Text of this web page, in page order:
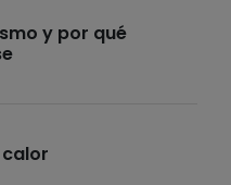
y por qué